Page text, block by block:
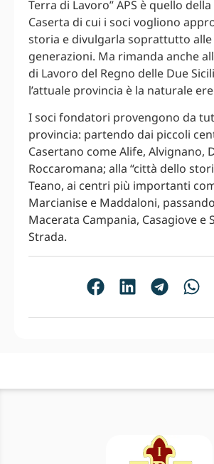
Terra di Lavoro” APS è quello
Caserta di cui i soci vogliono
storia e divulgarla soprattutto alle
generazioni. Ma rimanda anche
di Lavoro del Regno delle Due
l’attuale provincia è la naturale
I soci fondatori provengono da
provincia: partendo dai piccoli
Casertano come Alife, Alvignano,
Roccaromana; alla “città dello
Teano, ai centri più importanti
Marcianise e Maddaloni,
Macerata Campania, Casagiove e
Strada.